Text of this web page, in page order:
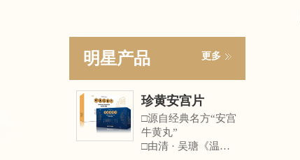
更多
明星产品
珍黄安宫片
□源自经典名方“安宫
牛黄丸”
□由清 · 吴瑭《温病